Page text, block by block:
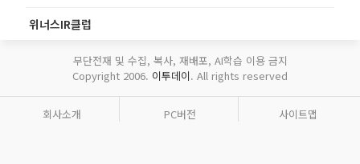
위너스IR클럽
무단전재 및 수집, 복사, 재배포, AI학습 이용 금지
Copyright 2006. 이투데이. All rights reserved
회사소개 PC버전 사이트맵